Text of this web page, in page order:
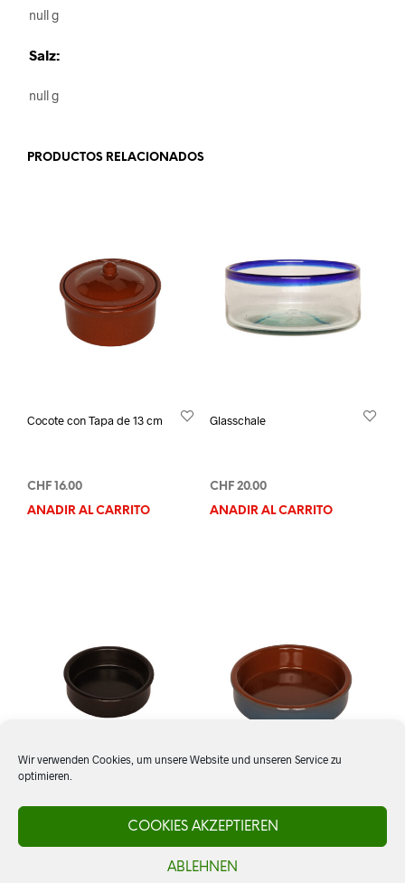
Wir verwenden Cookies, um unsere Website und unseren Service zu
optimieren.
COOKIES AKZEPTIEREN
ABLEHNEN
null g
Salz:
null g
PRODUCTOS RELACIONADOS
Cocote con Tapa de 13 cm
CHF 16.00
AÑADIR AL CARRITO
Glasschale
CHF20.00
AÑADIR AL CARRITO
Cazuela 10 cm, schwarz Cazuela 15 cm, blau
CHF5.80